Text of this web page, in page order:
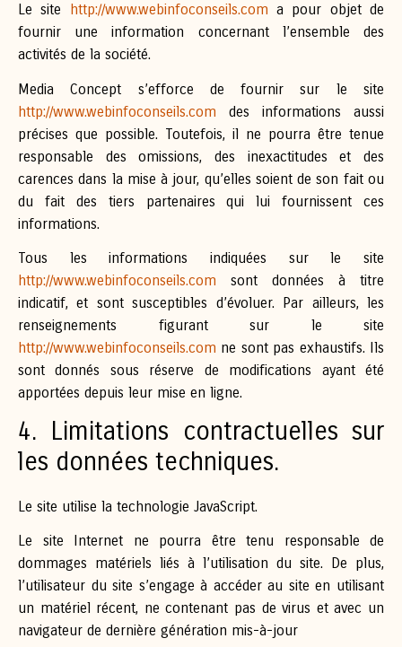
Le site http://www.webinfoconseils.com a pour objet de
fournir une information concernant l’ensemble des
activités de la société.
Media Concept s’efforce de fournir sur le site
http://www.webinfoconseils.com des informations aussi
précises que possible. Toutefois, il ne pourra être tenue
responsable des omissions, des inexactitudes et des
carences dans la mise à jour, qu’elles soient de son fait ou
du fait des tiers partenaires qui lui fournissent ces
informations.
Tous les informations indiquées sur le site
http://www.webinfoconseils.com sont données à titre
indicatif, et sont susceptibles d’évoluer. Par ailleurs, les
renseignements figurant sur le site
http://www.webinfoconseils.com ne sont pas exhaustifs. Ils
sont donnés sous réserve de modifications ayant été
apportées depuis leur mise en ligne.
4. Limitations contractuelles sur
les données techniques.
Le site utilise la technologie JavaScript.
Le site Internet ne pourra être tenu responsable de
dommages matériels liés à l’utilisation du site. De plus,
l’utilisateur du site s’engage à accéder au site en utilisant
un matériel récent, ne contenant pas de virus et avec un
navigateur de dernière génération mis-à-jour